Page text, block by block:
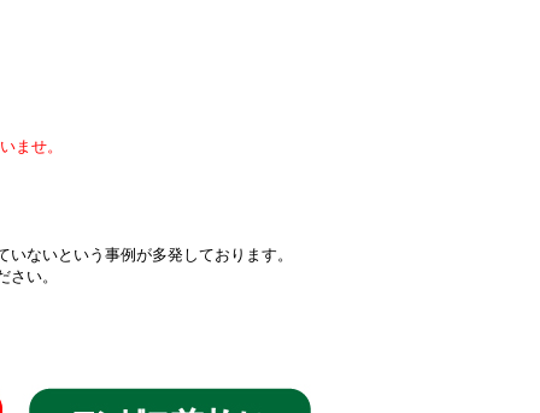
ませ。
ないという事例が多発しております。
い。